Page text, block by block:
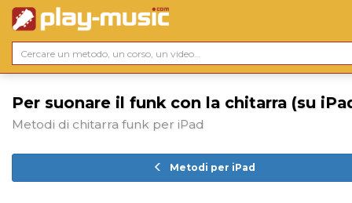
Per suonare il funk con la chitarra (su
Metodi di chitarra funk per iPad
Metodi per iPad